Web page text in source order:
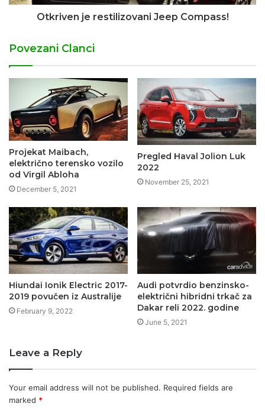
Otkriven je restilizovani Jeep Compass!
Povezani Clanci
Projekat Maibach,
električno terensko vozilo
od Virgil Abloha
December 5, 2021
Pregled Haval Jolion Luk
2022
November 25, 2021
Hiundai Ionik Electric 2017-
2019 povučen iz Australije
February 9, 2022
Audi potvrdio benzinsko-
električni hibridni trkač za
Dakar reli 2022. godine
June 5, 2021
Leave a Reply
Your email address will not be published. Required fields are
marked *